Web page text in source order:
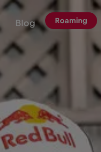
Blog Roaming